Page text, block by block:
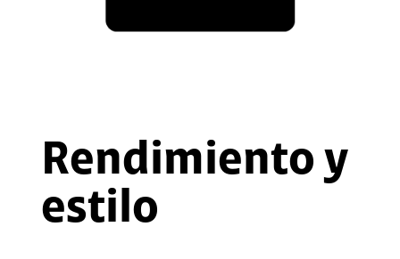
Rendimiento y
estilo